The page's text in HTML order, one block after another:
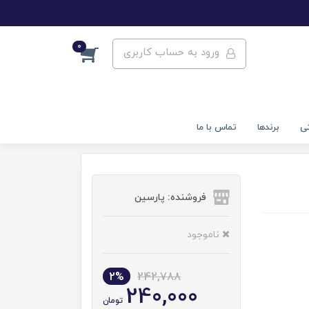
ورود به حساب کاربری 0
برندها تماس با ما
فروشنده: پارسین
ناموجود
242,788
2%
240,000 تومان